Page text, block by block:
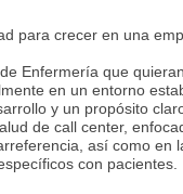
para crecer en una
Enfermería que
en un entorno
y un propósito
de call center,
así como en
con pacientes.